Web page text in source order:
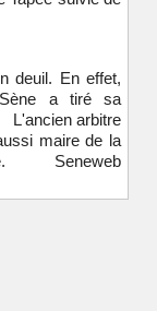
deuil. En effet,
a tiré sa
L'ancien arbitre
maire de la
Seneweb